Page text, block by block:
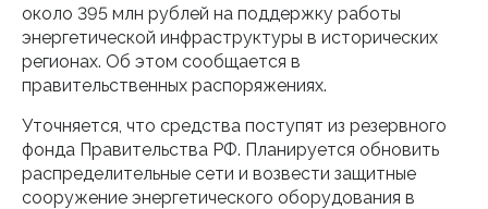
около 395 млн рублей на поддержку работы
энергетической инфраструктуры в исторических
регионах. Об этом сообщается в
правительственных распоряжениях.
Уточняется, что средства поступят из резервного
фонда Правительства РФ. Планируется обновить
распределительные сети и возвести защитные
сооружение энергетического оборудования в